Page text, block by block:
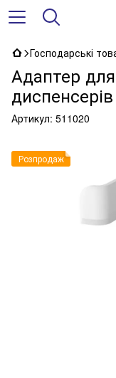
Господарські
Адаптер
Артикул: 511020
Розпродаж